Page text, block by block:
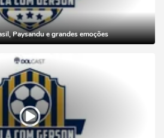
Paysandu e grandes emoções